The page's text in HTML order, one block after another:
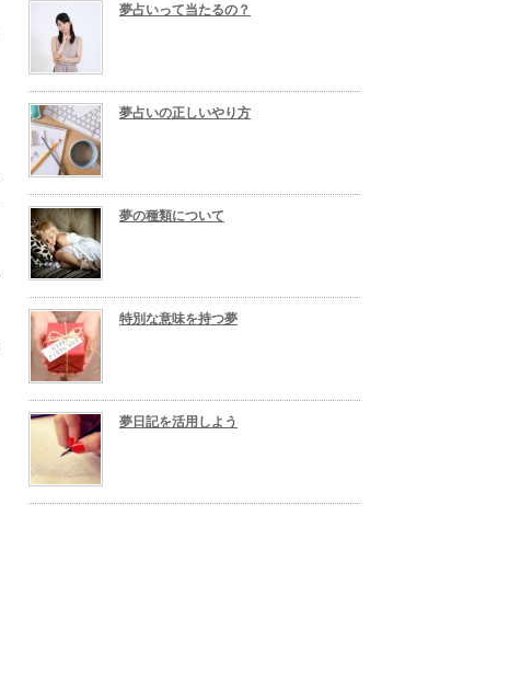
夢占いって当たるの？
夢占いの正しいやり方
夢の種類について
特別な意味を持つ夢
夢日記を活用しよう